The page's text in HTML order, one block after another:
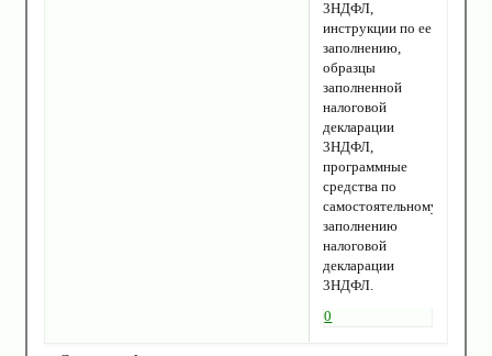
3НДФЛ,
инструкции по ее
заполнению,
образцы
заполненной
налоговой
декларации
3НДФЛ,
программные
средства по
самостоятельному
заполнению
налоговой
декларации
3НДФЛ.
0